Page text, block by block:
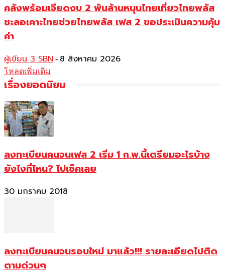
คลังพร้อมเจียดงบ 2 พันล้านหนุนไทยเที่ยวไทยพลัส
ชะลอเคาะไทยช่วยไทยพลัส เฟส 2 ขอประเมินความคุ้ม
ค่า
ผู้เขียน 3 SBN - 8 สิงหาคม 2026
โหลดเพิ่มเติม
เรื่องยอดนิยม
ลงทะเบียนคนจนเฟส 2 เริ่ม 1 ก.พ.นี้เตรียมอะไรบ้าง
ยังไงที่ไหน? ไปเช็คเลย
30 มกราคม 2018
ลงทะเบียนคนจนรอบใหม่ มาแล้ว!!! รายละเอียดไปติด
ตามด่วนๆ